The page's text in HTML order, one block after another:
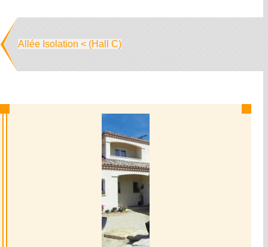
Allée Isolation < (Hall C)